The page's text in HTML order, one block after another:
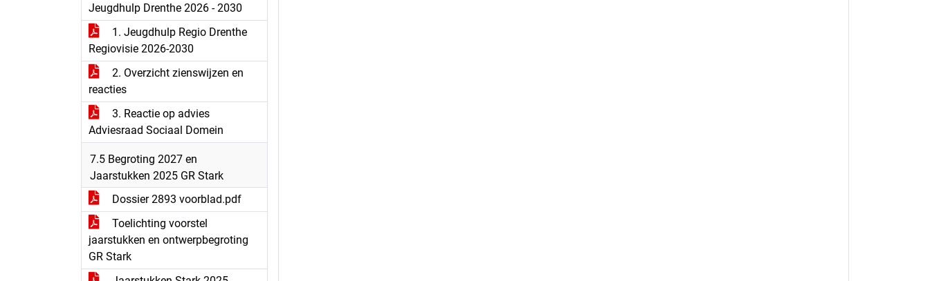
Jeugdhulp Drenthe 2026 - 2030
1. Jeugdhulp Regio Drenthe
Regiovisie 2026-2030
2. Overzicht zienswijzen en
reacties
3. Reactie op advies
Adviesraad Sociaal Domein
7.5 Begroting 2027 en
Jaarstukken 2025 GR Stark
Dossier 2893 voorblad.pdf
Toelichting voorstel
jaarstukken en ontwerpbegroting
GR Stark